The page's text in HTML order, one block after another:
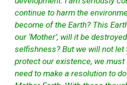
continue to harm the
become of the Earth? This
our ‘Mother’, will it be
selfishness? But we will not let
protect our existence, we must
need to make a resolution to